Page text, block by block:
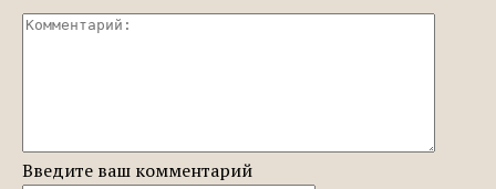
Введите ваш комментарий